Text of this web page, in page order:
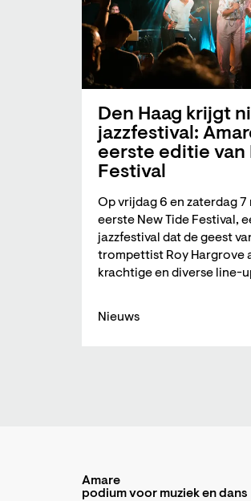
Den Haag krijgt
jazzfestival:
eerste editie van
Festival
Op vrijdag 6 en zaterdag
eerste New Tide Festival,
jazzfestival dat de geest
trompettist Roy Hargrove
krachtige en diverse line-
Nieuws
Amare
podium voor muziek en dans